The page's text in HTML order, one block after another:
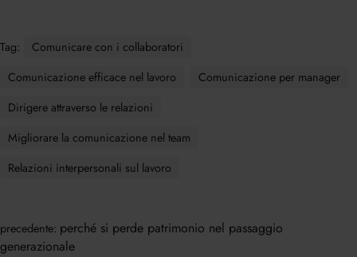
Tag:
Comunicare con i collaboratori
Comunicazione efficace nel lavoro
Comunicazione per manager
Dirigere attraverso le relazioni
Migliorare la comunicazione nel team
Relazioni interpersonali sul lavoro
precedente: perché si perde patrimonio nel passaggio
generazionale